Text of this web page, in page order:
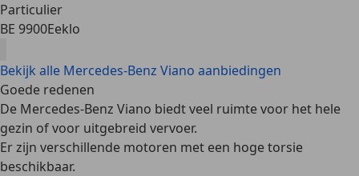
Particulier
BE 9900Eeklo
Bekijk alle Mercedes-Benz Viano aanbiedingen
Goede redenen
De Mercedes-Benz Viano biedt veel ruimte voor het hele
gezin of voor uitgebreid vervoer.
Er zijn verschillende motoren met een hoge torsie
beschikbaar.